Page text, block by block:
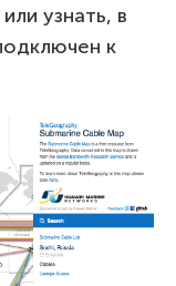
узнать, в
к